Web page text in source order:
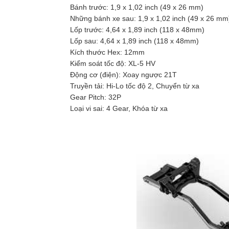
Bánh trước: 1,9 x 1,02 inch (49 x 26 mm)
Những bánh xe sau: 1,9 x 1,02 inch (49 x 26
Lốp trước: 4,64 x 1,89 inch (118 x 48mm)
Lốp sau: 4,64 x 1,89 inch (118 x 48mm)
Kích thước Hex: 12mm
Kiểm soát tốc độ: XL-5 HV
Động cơ (điện): Xoay ngược 21T
Truyền tải: Hi-Lo tốc độ 2, Chuyển từ xa
Gear Pitch: 32P
Loại vi sai: 4 Gear, Khóa từ xa